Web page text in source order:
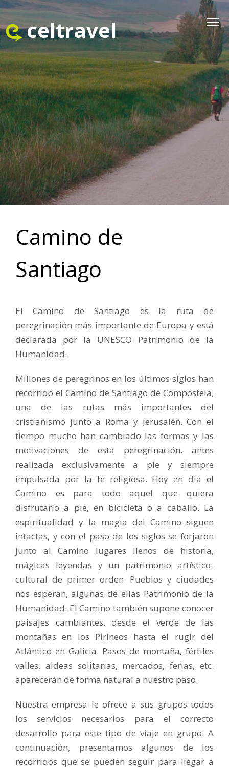
celtravel
Camino de
Santiago
El Camino de Santiago es la ruta de
peregrinación más importante de Europa y está
declarada por la UNESCO Patrimonio de la
Humanidad.
Millones de peregrinos en los últimos siglos han
recorrido el Camino de Santiago de Compostela,
una de las rutas más importantes del
cristianismo junto a Roma y Jerusalén. Con el
tiempo mucho han cambiado las formas y las
motivaciones de esta peregrinación, antes
realizada exclusivamente a pie y siempre
impulsada por la fe religiosa. Hoy en día el
Camino es para todo aquel que quiera
disfrutarlo a pie, en bicicleta o a caballo. La
espiritualidad y la magia del Camino siguen
intactas, y con el paso de los siglos se forjaron
junto al Camino lugares llenos de historia,
mágicas leyendas y un patrimonio artístico-
cultural de primer orden. Pueblos y ciudades
nos esperan, algunas de ellas Patrimonio de la
Humanidad. El Camino también supone conocer
paisajes cambiantes, desde el verde de las
montañas en los Pirineos hasta el rugir del
Atlántico en Galicia. Pasos de montaña, fértiles
valles, aldeas solitarias, mercados, ferias, etc.
aparecerán de forma natural a nuestro paso.
Nuestra empresa le ofrece a sus grupos todos
los servicios necesarios para el correcto
desarrollo para este tipo de viaje en grupo. A
continuación, presentamos algunos de los
recorridos que se pueden seguir para llegar a